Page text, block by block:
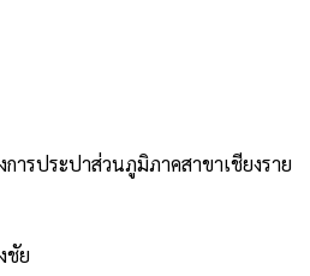
รประปาส่วนภูมิภาคสาขาเชียงราย
ชัย